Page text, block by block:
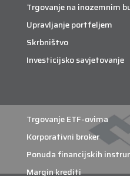
Trgovanje na inozemnim
Upravljanje portfeljem
Skrbništvo
Investicijsko savjetovanje
Trgovanje ETF-ovima
Korporativni broker
Ponuda financijskih
Margin krediti